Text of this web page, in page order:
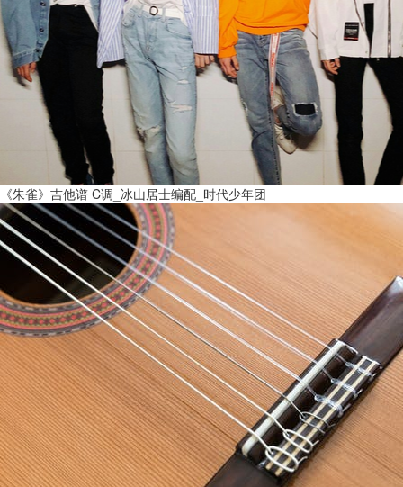
《朱雀》吉他谱 C调_冰山居士编配_时代少年团